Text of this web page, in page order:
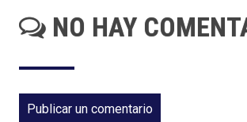
NO HAY
Publicar un comentario